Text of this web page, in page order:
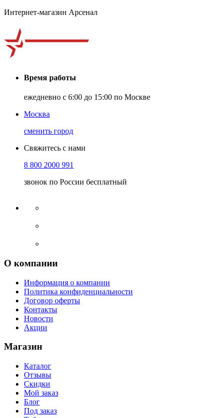
Интернет-магазин Арсенал
Время работы
ежедневно с 6:00 до 15:00 по Москве
Москва
сменить город
Свяжитесь с нами
8 800 2000 991
звонок по России бесплатный
О компании
Информация о компании
Политика конфиденциальности
Договор оферты
Контакты
Новости
Акции
Магазин
Каталог
Отзывы
Скидки
Мой заказ
Блог
Под заказ